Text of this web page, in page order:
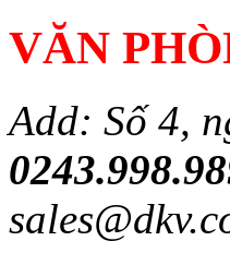
VĂN
Add: Số 4,